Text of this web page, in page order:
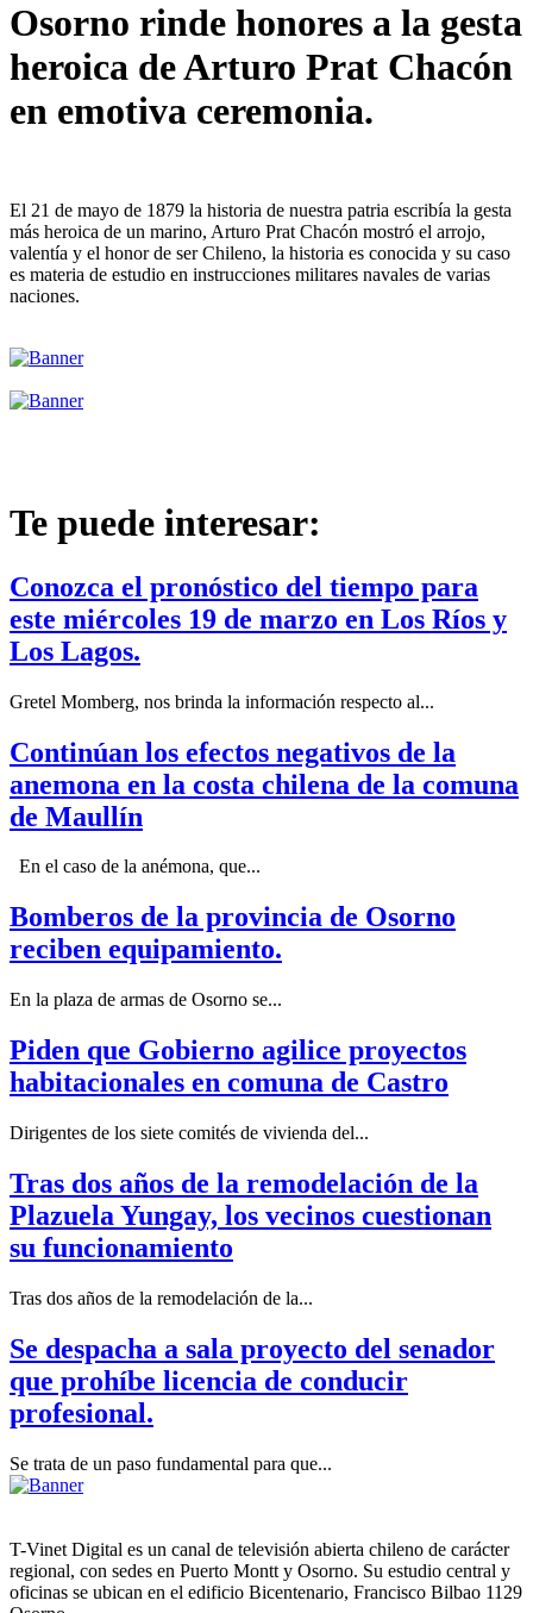
Osorno rinde honores a la gesta
heroica de Arturo Prat Chacón
en emotiva ceremonia.
El 21 de mayo de 1879 la historia de nuestra patria escribía la gesta
más heroica de un marino, Arturo Prat Chacón mostró el arrojo,
valentía y el honor de ser Chileno, la historia es conocida y su caso
es materia de estudio en instrucciones militares navales de varias
naciones.
Te puede interesar:
Conozca el pronóstico del tiempo para
este miércoles 19 de marzo en Los Ríos y
Los Lagos.
Gretel Momberg, nos brinda la información respecto al...
Continúan los efectos negativos de la
anemona en la costa chilena de la comuna
de Maullín
En el caso de la anémona, que...
Bomberos de la provincia de Osorno
reciben equipamiento.
En la plaza de armas de Osorno se...
Piden que Gobierno agilice proyectos
habitacionales en comuna de Castro
Dirigentes de los siete comités de vivienda del...
Tras dos años de la remodelación de la
Plazuela Yungay, los vecinos cuestionan
su funcionamiento
Tras dos años de la remodelación de la...
Se despacha a sala proyecto del senador
que prohíbe licencia de conducir
profesional.
Se trata de un paso fundamental para que...
T-Vinet Digital es un canal de televisión abierta chileno de carácter
regional, con sedes en Puerto Montt y Osorno. Su estudio central y
oficinas se ubican en el edificio Bicentenario, Francisco Bilbao 1129